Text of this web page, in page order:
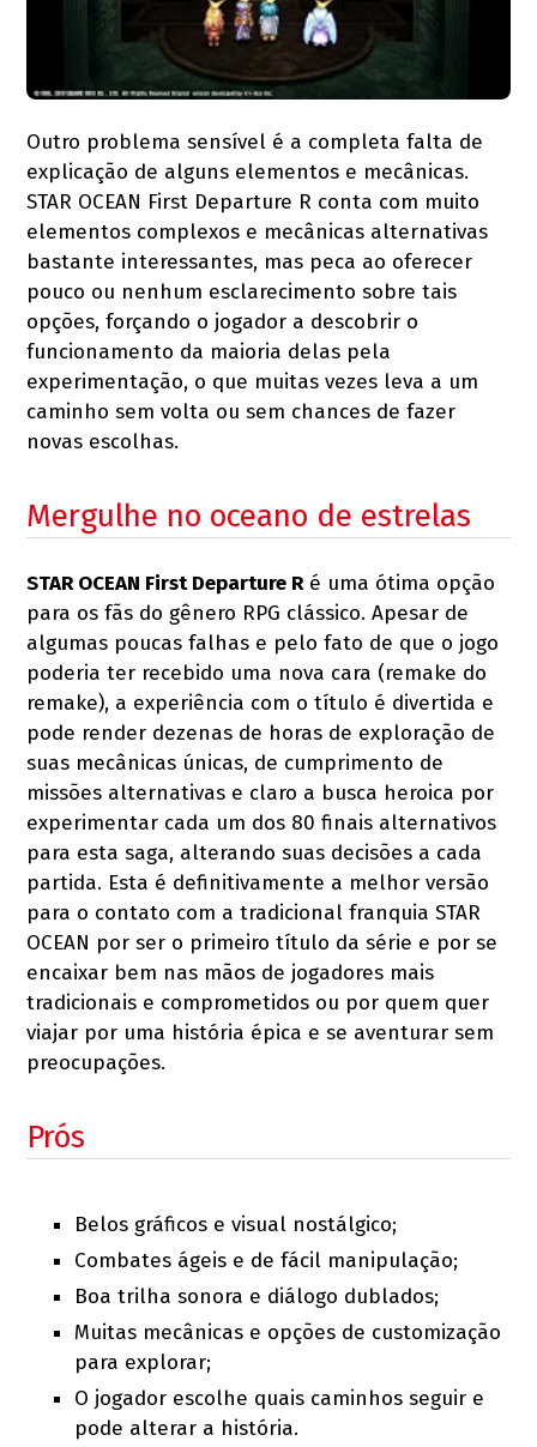
Outro problema sensível é a completa falta de
explicação de alguns elementos e mecânicas.
STAR OCEAN First Departure R conta com muito
elementos complexos e mecânicas alternativas
bastante interessantes, mas peca ao oferecer
pouco ou nenhum esclarecimento sobre tais
opções, forçando o jogador a descobrir o
funcionamento da maioria delas pela
experimentação, o que muitas vezes leva a um
caminho sem volta ou sem chances de fazer
novas escolhas.
Mergulhe no oceano de estrelas
STAR OCEAN First Departure Ré uma ótima opção
para os fãs do gênero RPG clássico. Apesar de
algumas poucas falhas e pelo fato de que o jogo
poderia ter recebido uma nova cara (remake do
remake), a experiência com o título é divertida e
pode render dezenas de horas de exploração de
suas mecânicas únicas, de cumprimento de
missões alternativas e claro a busca heroica por
experimentar cada um dos 80 finais alternativos
para esta saga, alterando suas decisões a cada
partida. Esta é definitivamente a melhor versão
para o contato com a tradicional franquia STAR
OCEAN por ser o primeiro título da série e por se
encaixar bem nas mãos de jogadores mais
tradicionais e comprometidos ou por quem quer
viajar por uma história épica e se aventurar sem
preocupações.
Prós
Belos gráficos e visual nostálgico;
Combates ágeis e de fácil manipulação;
Boa trilha sonora e diálogo dublados;
Muitas mecânicas e opções de customização
para explorar;
O jogador escolhe quais caminhos seguir e
pode alterar a história.